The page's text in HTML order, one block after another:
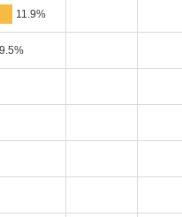
11.9%
9.5%